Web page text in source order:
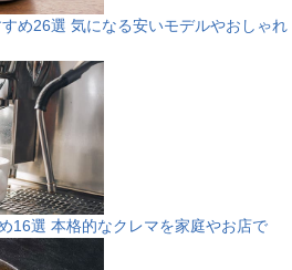
め26選 気になる安いモデルやおしゃれ
16選 本格的なクレマを家庭やお店で